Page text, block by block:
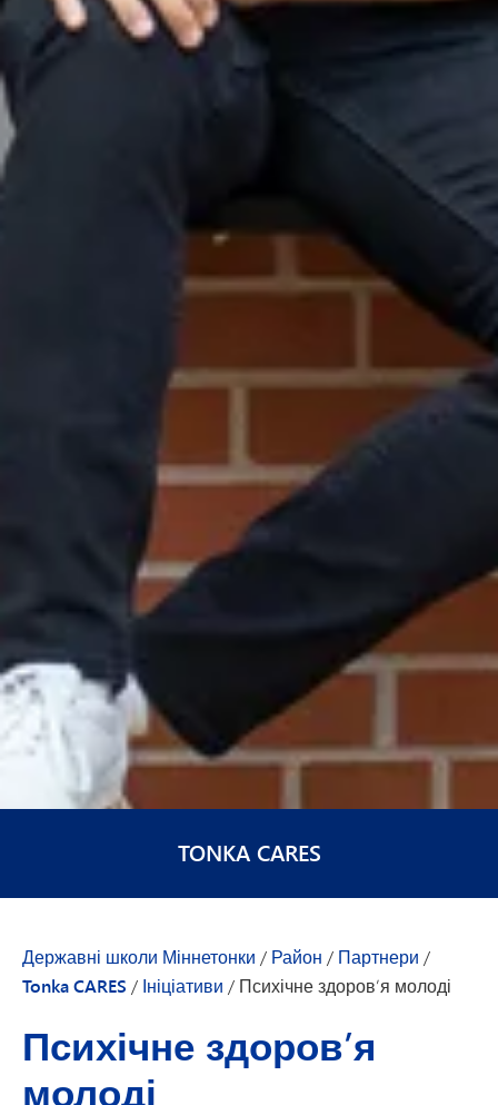
TONKA CARES
Державні школи Міннетонки / Район / Партнери /
Tonka CARES / Ініціативи / Психічне здоров’я молоді
Психічне здоров’я
молоді